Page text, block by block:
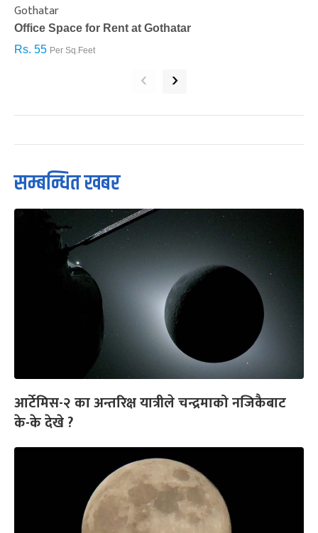
Gothatar
Office Space for Rent at Gothatar
Rs. 55 Per Sq.Feet
‹ ›
सम्बन्धित खबर
आर्टेमिस-२ का अन्तरिक्ष यात्रीले चन्द्रमाको नजिकैबाट
के-के देखे ?